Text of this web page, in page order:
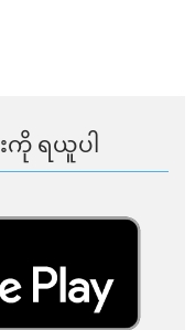
ကို ရယူပါ